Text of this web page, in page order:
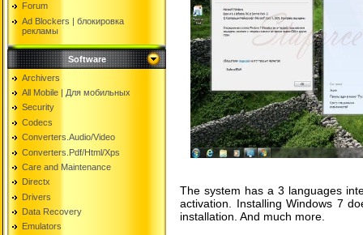
Forum
Ad Blockers | блокировкa
рекламы
Software
Archivers
All Mobile | Для мобильных
Security
Codecs
Converters.Audio/Video
Converters.Pdf/Html/Xps
Care and Maintenance
Directx
Drivers
Data Recovery
Emulators
The system has a 3 languages
activation. Installing Windows 7
installation. And much more.